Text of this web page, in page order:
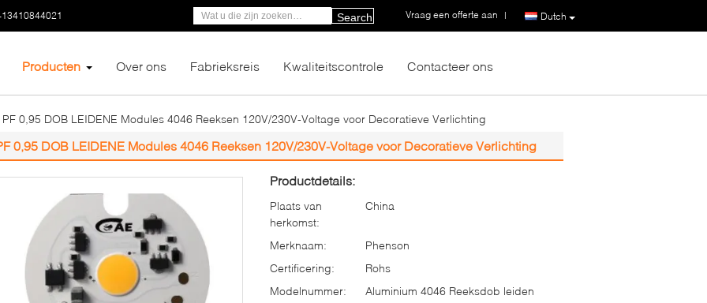
Dutch
Vraag een offerte aan |
Search
Producten Over ons Fabrieksreis Kwaliteitscontrole Contacteer ons
PF 0,95 DOB LEIDENE Modules 4046 Reeksen 120V/230V-Voltage voor Decoratieve Verlichting
0,95 DOB LEIDENE Modules 4046 Reeksen 120V/230V-Voltage voor Decoratieve Verlichting
Productdetails:
Plaats van
herkomst:
China
Merknaam:
Phenson
Certificering:
Rohs
Modelnummer:
Aluminium 4046 Reeksdob leiden